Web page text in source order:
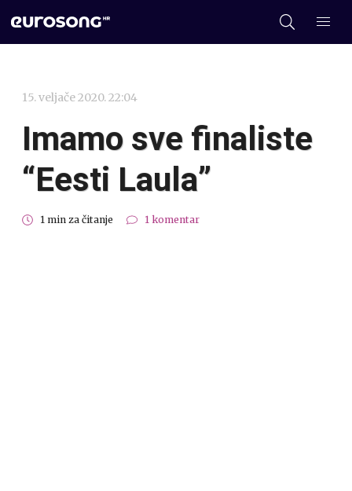
15. veljače 2020. 22:04
Imamo sve finaliste
“Eesti Laula”
1 min za čitanje 1 komentar